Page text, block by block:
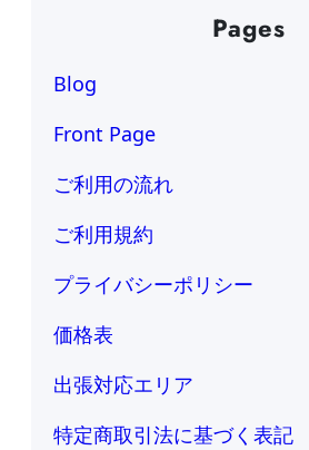
Pages
Blog
Front Page
ご利用の流れ
ご利用規約
プライバシーポリシー
価格表
出張対応エリア
特定商取引法に基づく表記